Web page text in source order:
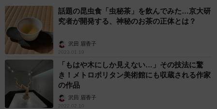
話題の昆虫食「虫秘茶」を飲んでみた…京大研
究者が開発する、神秘のお茶の正体とは？
沢田 眉香子
2023.01.19
「もはや木にしか見えない…」その技法に驚
き！メトロポリタン美術館にも収蔵される作家
の作品
沢田 眉香子
2022.02.10